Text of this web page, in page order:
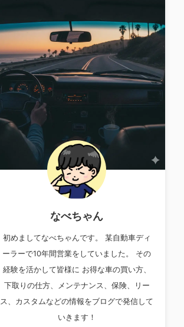
なべちゃん
初めましてなべちゃんです。 某自動車ディ
ーラーで10年間営業をしていました。 その
経験を活かして皆様に お得な車の買い方、
下取りの仕方、メンテナンス、保険、リー
ス、カスタムなどの情報をブログで発信して
いきます！